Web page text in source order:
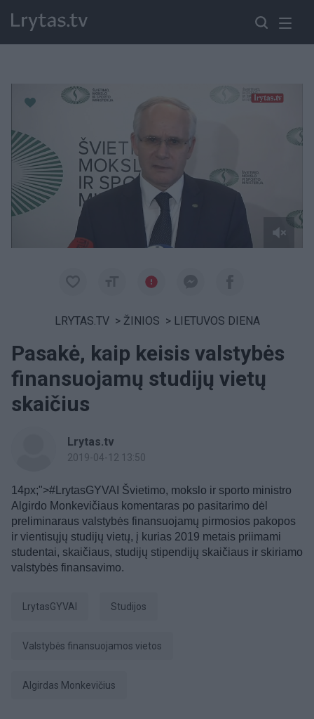
Paremkite Ukrainą
LRYTAS.TV > ŽINIOS > LIETUVOS DIENA
Pasakė, kaip keisis valstybės
finansuojamų studijų vietų
skaičius
Lrytas.tv
2019-04-12 13:50
14px;">#LrytasGYVAI Švietimo, mokslo ir sporto ministro
Algirdo Monkevičiaus komentaras po pasitarimo dėl
preliminaraus valstybės finansuojamų pirmosios pakopos
ir vientisųjų studijų vietų, į kurias 2019 metais priimami
studentai, skaičiaus, studijų stipendijų skaičiaus ir skiriamo
valstybės finansavimo.
LrytasGYVAI Studijos
valstybės finansuojamos vietos
Algirdas Monkevičius